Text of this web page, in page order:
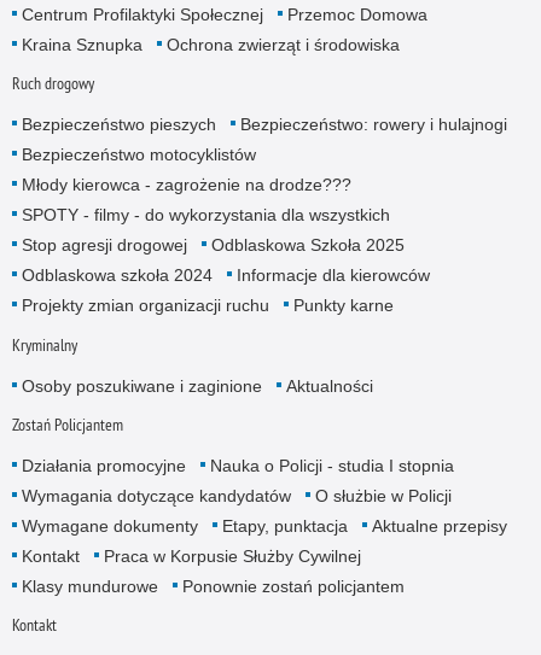
Centrum Profilaktyki Społecznej
Przemoc Domowa
Kraina Sznupka
Ochrona zwierząt i środowiska
Ruch drogowy
Bezpieczeństwo pieszych
Bezpieczeństwo: rowery i hulajnogi
Bezpieczeństwo motocyklistów
Młody kierowca - zagrożenie na drodze???
SPOTY - filmy - do wykorzystania dla wszystkich
Stop agresji drogowej
Odblaskowa Szkoła 2025
Odblaskowa szkoła 2024
Informacje dla kierowców
Projekty zmian organizacji ruchu
Punkty karne
Kryminalny
Osoby poszukiwane i zaginione Aktualności
Zostań Policjantem
Działania promocyjne
Nauka o Policji - studia I stopnia
Wymagania dotyczące kandydatów
O służbie w Policji
Wymagane dokumenty
Etapy, punktacja
Aktualne przepisy
Kontakt
Praca w Korpusie Służby Cywilnej
Klasy mundurowe
Ponownie zostań policjantem
Kontakt